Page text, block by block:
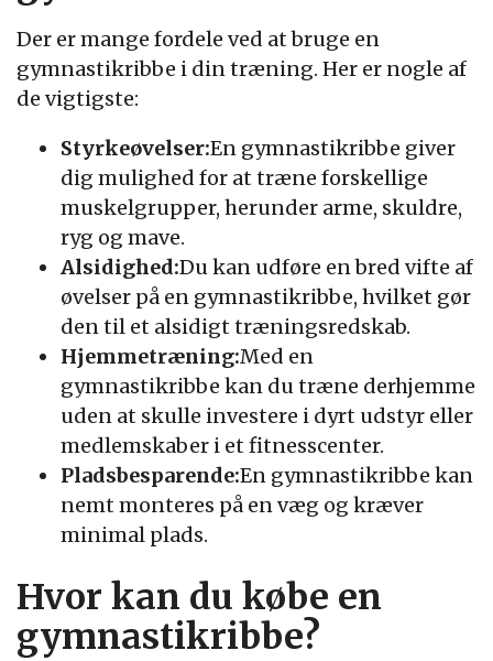
Der er mange fordele ved at bruge en
gymnastikribbe i din træning. Her er nogle af
de vigtigste:
Styrkeøvelser:En gymnastikribbe giver
dig mulighed for at træne forskellige
muskelgrupper, herunder arme, skuldre,
ryg og mave.
Alsidighed:Du kan udføre en bred vifte af
øvelser på en gymnastikribbe, hvilket gør
den til et alsidigt træningsredskab.
Hjemmetræning:Med en
gymnastikribbe kan du træne derhjemme
uden at skulle investere i dyrt udstyr eller
medlemskaber i et fitnesscenter.
Pladsbesparende:En gymnastikribbe kan
nemt monteres på en væg og kræver
minimal plads.
Hvor kan du købe en
gymnastikribbe?